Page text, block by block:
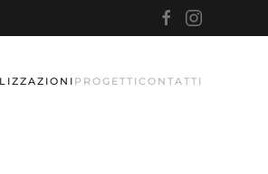
PROGETTI CONTATTI